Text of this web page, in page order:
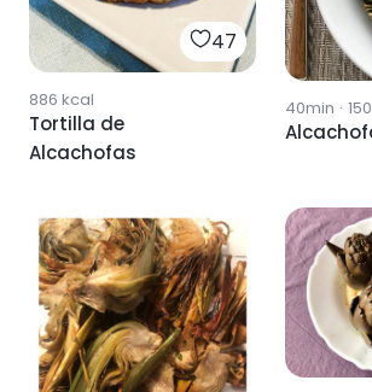
47
886 kcal
Tortilla de
Alcachofas
40min · 150